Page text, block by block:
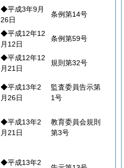
◆平成3年9月
26日
条例第14号
◆平成12年12
月12日
条例第59号
◆平成12年12
月21日
規則第32号
◆平成13年2
月26日
監査委員告示第
1号
◆平成13年2
月21日
教育委員会規則
第3号
◆平成13年2